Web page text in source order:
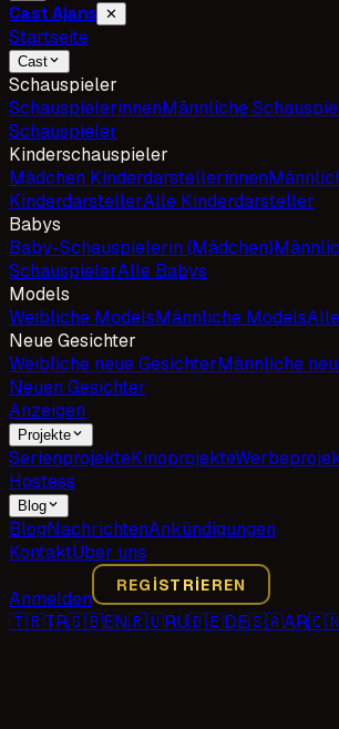
Cast Ajans ✕
Startseite
Cast
Schauspieler
SchauspielerinnenMännliche
Schauspieler
Kinderschauspieler
Mädchen Kinderdarstellerinnen
KinderdarstellerAlle Kinderdarsteller
Babys
Baby-Schauspielerin (Mädchen)
SchauspielerAlle Babys
Models
Weibliche ModelsMännliche Models
Neue Gesichter
Weibliche neue GesichterMännliche
Neuen Gesichter
Anzeigen
Projekte
SerienprojekteKinoprojekte
Hostess
Blog
BlogNachrichtenAnkündigungen
KontaktÜber uns
Anmelden
REGISTRIEREN
🇹🇷TR🇬🇧EN🇷🇺RU🇩🇪DE🇸🇦AR